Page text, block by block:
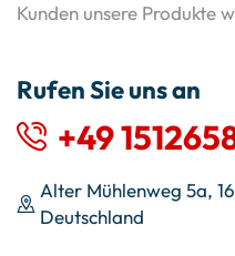
Kunden unsere Produkte
Rufen Sie uns an
+49
Alter Mühlenweg 5a,
Deutschland